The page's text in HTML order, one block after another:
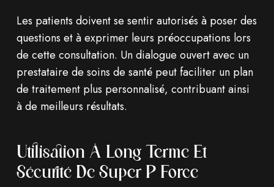
Les patients doivent se sentir autorisés à poser des
questions et à exprimer leurs préoccupations lors
de cette consultation. Un dialogue ouvert avec un
prestataire de soins de santé peut faciliter un plan
de traitement plus personnalisé, contribuant ainsi
à de meilleurs résultats.
Utilisation À Long Terme Et
Sécurité De Super P Force